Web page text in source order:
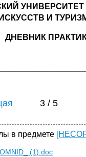
УНИВЕРСИТЕТ
ИСКУССТВ И
ДНЕВНИК
3 / 5
в предмете
(1).doc